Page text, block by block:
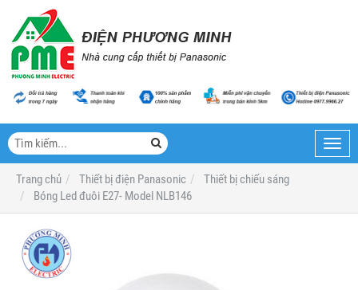
Trang chủ
Thiết bị điện Panasonic
Thiết bị chiếu sáng
Bóng Led đuôi E27- Model NLB146